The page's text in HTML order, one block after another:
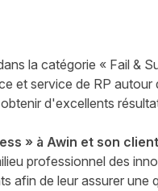
la catégorie « Fail &
et service de RP
d'excellents
» à Awin et son
professionnel des
afin de leur assurer une